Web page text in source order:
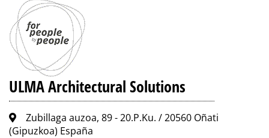
ULMA Architectural Solutions
Zubillaga auzoa, 89 - 20.P.Ku. / 20560 Oñati
(Gipuzkoa) España